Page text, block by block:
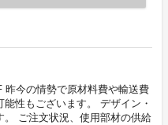
昨今の情勢で原材料費や輸送費
性もございます。 デザイン・
ご注文状況、使用部材の供給